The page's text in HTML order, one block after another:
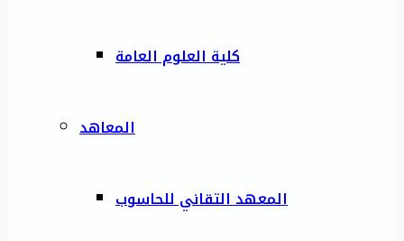
كلية العلوم العامة
المعاهد
المعهد التقاني للحاسوب